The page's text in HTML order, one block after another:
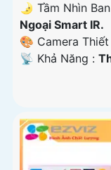
🌛 Tầm Nhìn
Ngoại Smart IR.
🎨 Camera Thiết
️📡 Khả Năng :